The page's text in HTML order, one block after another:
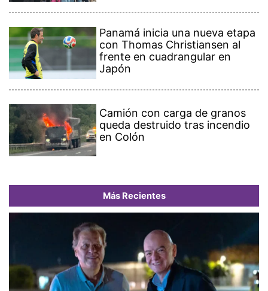
Panamá inicia una nueva etapa
con Thomas Christiansen al
frente en cuadrangular en
Japón
Camión con carga de granos
queda destruido tras incendio
en Colón
Más Recientes